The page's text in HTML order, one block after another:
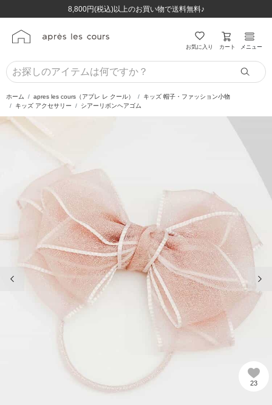
8,800円(税込)以上のお買い物で送料無料♪
ほぼ全品半額！！8/12(水)お昼12:59まで！！
8,800円(税込)以上のお買い物で送料無料♪
ほぼ全品半額！！8/12(水)お昼12:59まで！！
お気に入り カート メニュー
ホーム apres les cours（アプレ レ クール）
キッズ 帽子・ファッション小物
キッズ アクセサリー
シアーリボンヘアゴム
前の画像
23